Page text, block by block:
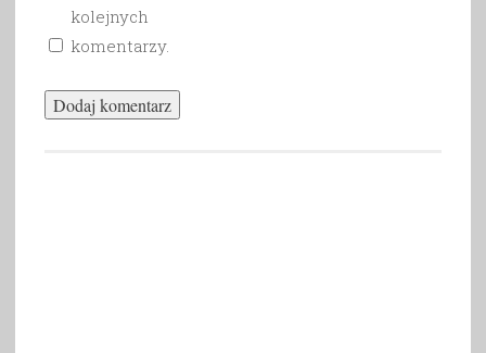
kolejnych
komentarzy.